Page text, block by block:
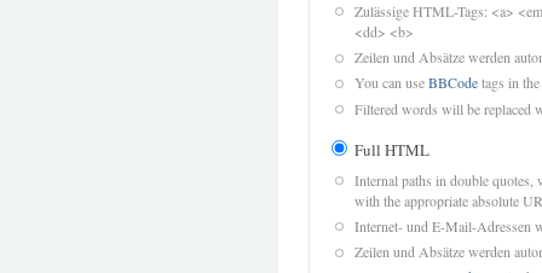
Zulässige HTML-Tags: <a>
<dd> <b>
Zeilen und Absätze werden
You can useBBCodetags in
Filtered words will be replaced
Full HTML
Internal paths in double quotes,
with the appropriate absolute
Internet- und E-Mail-Adressen
Zeilen und Absätze werden